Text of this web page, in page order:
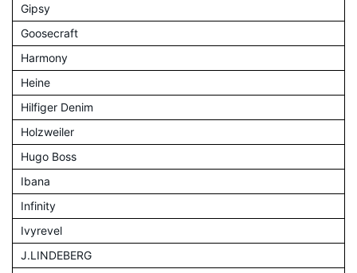
Gipsy
Goosecraft
Harmony
Heine
Hilfiger Denim
Holzweiler
Hugo Boss
Ibana
Infinity
Ivyrevel
J.LINDEBERG